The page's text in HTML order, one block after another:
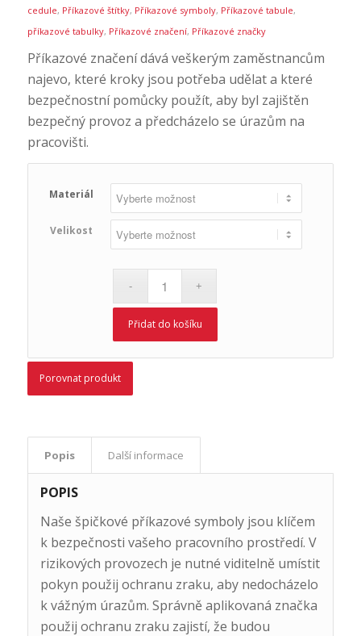
cedule, Příkazové štítky, Příkazové symboly, Příkazové tabule,
příkazové tabulky, Příkazové značení, Příkazové značky
Příkazové značení dává veškerým zaměstnancům
najevo, které kroky jsou potřeba udělat a které
bezpečnostní pomůcky použít, aby byl zajištěn
bezpečný provoz a předcházelo se úrazům na
pracovišti.
Materiál
Velikost
Přidat do košíku
Porovnat produkt
Popis Další informace
POPIS
Naše špičkové příkazové symboly jsou klíčem
k bezpečnosti vašeho pracovního prostředí. V
rizikových provozech je nutné viditelně umístit
pokyn použij ochranu zraku, aby nedocházelo
k vážným úrazům. Správně aplikovaná značka
použij ochranu zraku zajistí, že budou